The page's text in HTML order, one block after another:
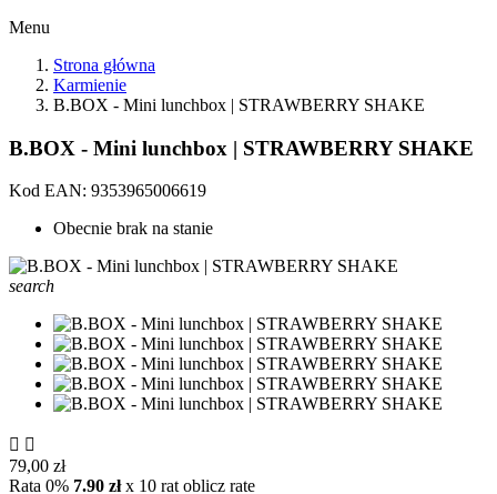
Menu
Strona główna
Karmienie
B.BOX - Mini lunchbox | STRAWBERRY SHAKE
B.BOX - Mini lunchbox | STRAWBERRY SHAKE
Kod EAN: 9353965006619
Obecnie brak na stanie
search
 
79,00 zł
Rata 0% 7.90 złx 10 rat oblicz rate